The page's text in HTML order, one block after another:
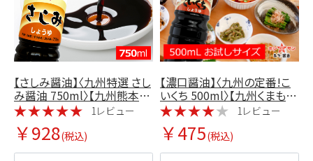
【さしみ醤油】〈九州特選 さし
み醤油 750ml〉【九州熊本の
老舗醤油屋ホシサン】
1レビュー
￥928(税込)
【濃口醤油】〈九州の定番!こ
いくち 500ml〉【九州くまもと
の老舗醤油屋ホシサン】
1レビュー
￥475(税込)